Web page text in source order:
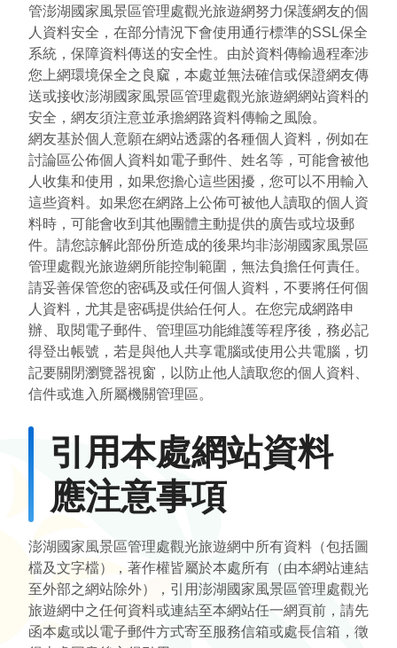
管澎湖國家風景區管理處觀光旅遊網努力保護網友的個
人資料安全，在部分情況下會使用通行標準的SSL保全
系統，保障資料傳送的安全性。由於資料傳輸過程牽涉
您上網環境保全之良窳，本處並無法確信或保證網友傳
送或接收澎湖國家風景區管理處觀光旅遊網網站資料的
安全，網友須注意並承擔網路資料傳輸之風險。
網友基於個人意願在網站透露的各種個人資料，例如在
討論區公佈個人資料如電子郵件、姓名等，可能會被他
人收集和使用，如果您擔心這些困擾，您可以不用輸入
這些資料。如果您在網路上公佈可被他人讀取的個人資
料時，可能會收到其他團體主動提供的廣告或垃圾郵
件。請您諒解此部份所造成的後果均非澎湖國家風景區
管理處觀光旅遊網所能控制範圍，無法負擔任何責任。
請妥善保管您的密碼及或任何個人資料，不要將任何個
人資料，尤其是密碼提供給任何人。在您完成網路申
辦、取閱電子郵件、管理區功能維護等程序後，務必記
得登出帳號，若是與他人共享電腦或使用公共電腦，切
記要關閉瀏覽器視窗，以防止他人讀取您的個人資料、
信件或進入所屬機關管理區。
引用本處網站資料
應注意事項
澎湖國家風景區管理處觀光旅遊網中所有資料（包括圖
檔及文字檔），著作權皆屬於本處所有（由本網站連結
至外部之網站除外），引用澎湖國家風景區管理處觀光
旅遊網中之任何資料或連結至本網站任一網頁前，請先
函本處或以電子郵件方式寄至服務信箱或處長信箱，徵